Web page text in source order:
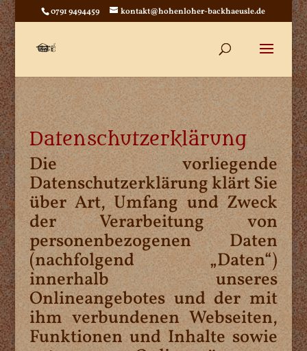
0791 9494459 kontakt@hohenloher-backhaeusle.de
Datenschutzerklärung
Die vorliegende
Datenschutzerklärung klärt Sie
über Art, Umfang und Zweck
der Verarbeitung von
personenbezogenen Daten
(nachfolgend „Daten“)
innerhalb unseres
Onlineangebotes und der mit
ihm verbundenen Webseiten,
Funktionen und Inhalte sowie